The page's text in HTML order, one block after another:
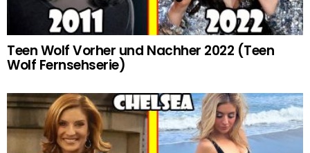
Teen Wolf Vorher und Nachher 2022 (Teen
Wolf Fernsehserie)